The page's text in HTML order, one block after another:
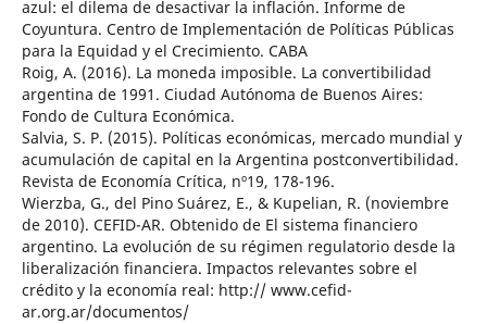
azul: el dilema de desactivar la inflación. Informe de
Coyuntura. Centro de Implementación de Políticas Públicas
para la Equidad y el Crecimiento. CABA
Roig, A. (2016). La moneda imposible. La convertibilidad
argentina de 1991. Ciudad Autónoma de Buenos Aires:
Fondo de Cultura Económica.
Salvia, S. P. (2015). Políticas económicas, mercado mundial y
acumulación de capital en la Argentina postconvertibilidad.
Revista de Economía Crítica, nº19, 178-196.
Wierzba, G., del Pino Suárez, E., & Kupelian, R. (noviembre
de 2010). CEFID-AR. Obtenido de El sistema financiero
argentino. La evolución de su régimen regulatorio desde la
liberalización financiera. Impactos relevantes sobre el
crédito y la economía real: http:// www.cefid-
ar.org.ar/documentos/